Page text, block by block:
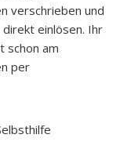
verschrieben und
direkt einlösen. Ihr
schon am
per